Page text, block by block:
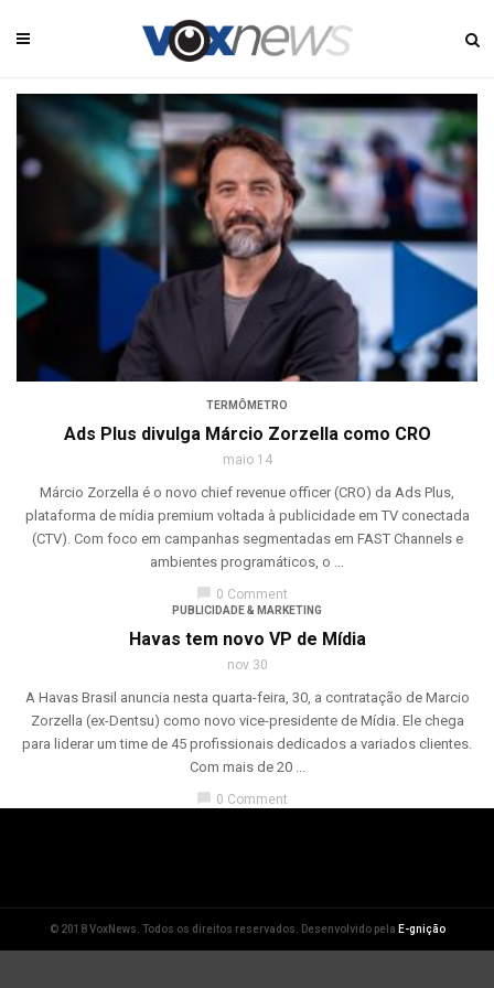
TERMÔMETRO
Ads Plus divulga Márcio Zorzella como CRO
maio 14
Márcio Zorzella é o novo chief revenue officer (CRO) da Ads Plus,
plataforma de mídia premium voltada à publicidade em TV conectada
(CTV). Com foco em campanhas segmentadas em FAST Channels e
ambientes programáticos, o ...
chat_bubble 0 Comment
PUBLICIDADE & MARKETING
Havas tem novo VP de Mídia
nov 30
A Havas Brasil anuncia nesta quarta-feira, 30, a contratação de Marcio
Zorzella (ex-Dentsu) como novo vice-presidente de Mídia. Ele chega
para liderar um time de 45 profissionais dedicados a variados clientes.
Com mais de 20 ...
chat_bubble 0 Comment
© 2018 VoxNews. Todos os direitos reservados. Desenvolvido pela E-gnição